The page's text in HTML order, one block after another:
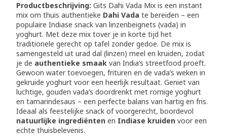
Productbeschrijving: Gits Dahi Vada Mix is een instant
mix om thuis authentieke Dahi Vada te bereiden – een
populaire Indiase snack van linzenbeignets (vada) in
yoghurt. Met deze mix tover je in korte tijd het
traditionele gerecht op tafel zonder gedoe. De mix is
samengesteld uit urad dal (linzen) meel en kruiden, zodat
je de authentieke smaak van India’s streetfood proeft.
Gewoon water toevoegen, frituren en de vada’s weken in
gekruide yoghurt voor een heerlijk resultaat. Geniet van
luchtige, gouden vada’s doordrenkt met romige yoghurt
en tamarindesaus – een perfecte balans van hartig en fris.
Ideaal als feestelijke snack of voorgerecht, boordevol
natuurlijke ingrediënten en Indiase kruiden voor een
echte thuisbelevenis.